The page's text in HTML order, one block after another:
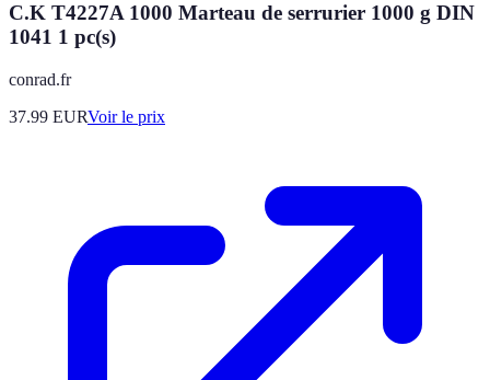
C.K T4227A 1000 Marteau de serrurier 1000 g DIN
1041 1 pc(s)
conrad.fr
37.99 EURVoir le prix